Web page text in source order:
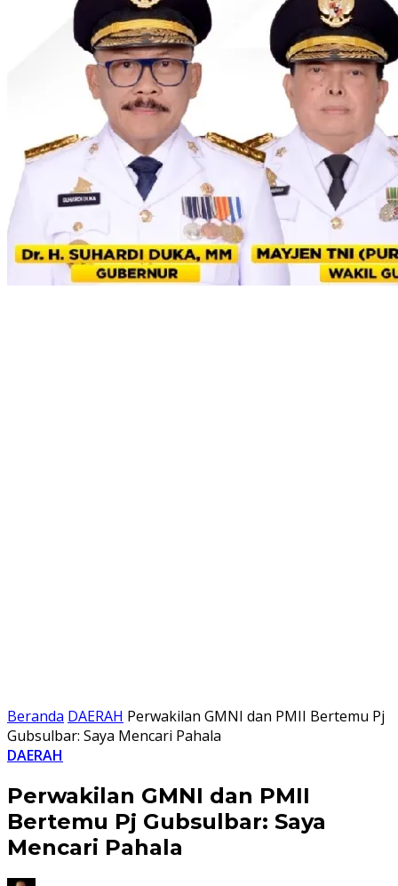
Beranda DAERAH Perwakilan GMNI dan PMII Bertemu Pj
Gubsulbar: Saya Mencari Pahala
DAERAH
Perwakilan GMNI dan PMII
Bertemu Pj Gubsulbar: Saya
Mencari Pahala